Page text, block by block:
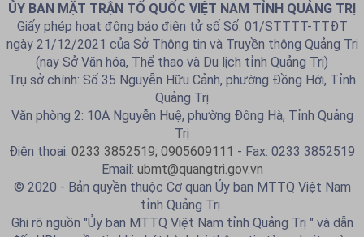
ỦY BAN MẶT TRẬN TỔ QUỐC VIỆT NAM TỈNH QUẢNG TRỊ
Giấy phép hoạt động báo điện tử số Số: 01/STTTT-TTĐT
ngày 21/12/2021 của Sở Thông tin và Truyền thông Quảng Trị
(nay Sở Văn hóa, Thể thao và Du lịch tỉnh Quảng Trị)
Trụ sở chính: Số 35 Nguyễn Hữu Cảnh, phường Đồng Hới, Tỉnh
Quảng Trị
Văn phòng 2: 10A Nguyễn Huệ, phường Đông Hà, Tỉnh Quảng
Trị
Điện thoại: 0233 3852519; 0905609111 - Fax: 0233 3852519
Email: ubmt@quangtri.gov.vn
© 2020 - Bản quyền thuộc Cơ quan Ủy ban MTTQ Việt Nam
tỉnh Quảng Trị
Ghi rõ nguồn "Ủy ban MTTQ Việt Nam tỉnh Quảng Trị " và dẫn